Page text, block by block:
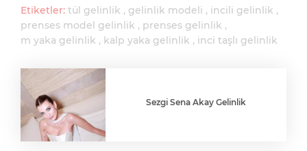
Etiketler: tül gelinlik gelinlik modeli
incili gelinlik
prenses model gelinlik
prenses gelinlik
m yaka gelinlik
kalp yaka gelinlik inci taşlı gelinlik
Sezgi Sena Akay Gelinlik